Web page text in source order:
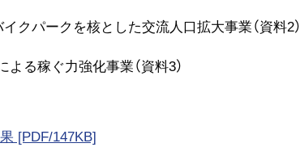
クパークを核とした交流人口拡大事業（資料2）
よる稼ぐ力強化事業（資料3）
[PDF/147KB]